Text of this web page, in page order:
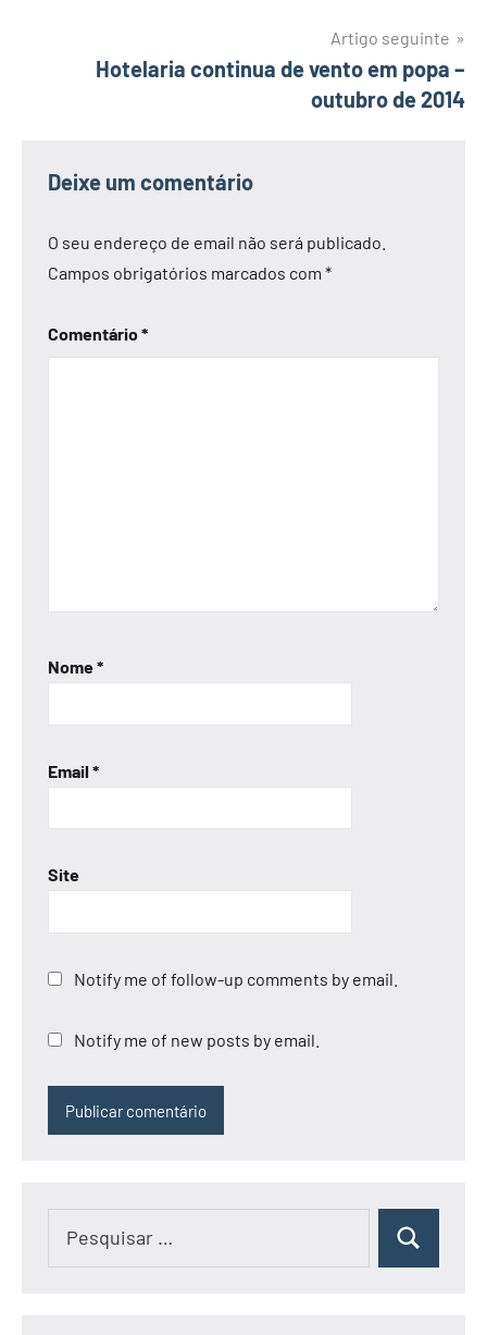
Artigo seguinte
Hotelaria continua de vento em popa –
outubro de 2014
Deixe um comentário
O seu endereço de email não será publicado.
Campos obrigatórios marcados com *
Comentário*
Nome*
Email *
Site
Notify me of follow-up comments by email.
Notify me of new posts by email.
Pesquisar